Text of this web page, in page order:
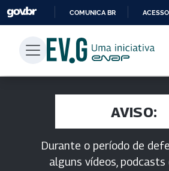
PARA
COMUNICA BR
AVISO:
Durante o período de
alguns vídeos, podcasts